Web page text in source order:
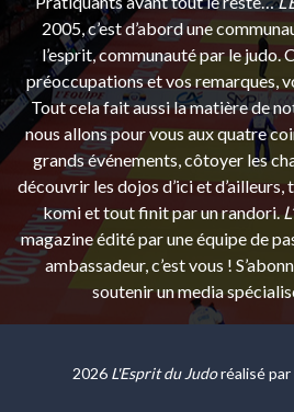
2005, c’est d’abord une
l’esprit, communauté par le judo.
préoccupations et vos remarques,
Tout cela fait aussi la matière de
nous allons pour vous aux quatre
grands événements, côtoyer les
découvrir les dojos d’ici et
komi et tout finit par un randori.
magazine édité par une équipe de
ambassadeur, c’est vous !
soutenir un media
2026 L'Esprit du Judoréalisé par